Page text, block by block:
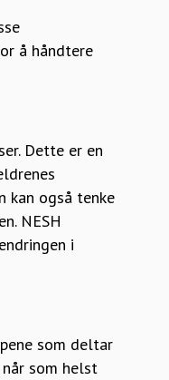
å håndtere
Dette er en
kan også tenke
NESH
i
som deltar
som helst